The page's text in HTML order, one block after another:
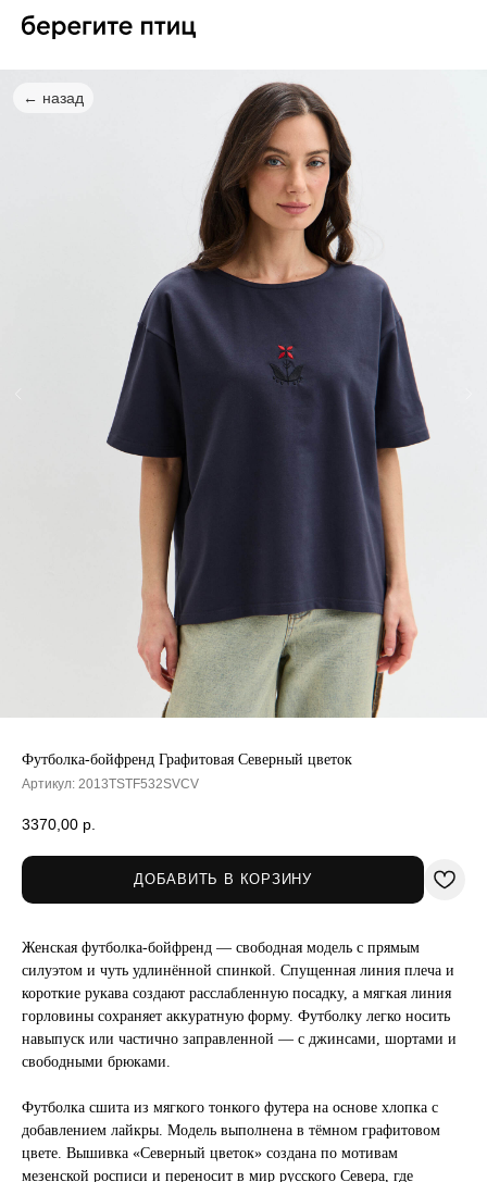
← назад
Футболка-бойфренд Графитовая Северный цветок
Артикул: 2013TSTF532SVCV
3370,00 р.
ДОБАВИТЬ В КОРЗИНУ
Женская футболка-бойфренд — свободная модель с прямым
силуэтом и чуть удлинённой спинкой. Спущенная линия плеча и
короткие рукава создают расслабленную посадку, а мягкая линия
горловины сохраняет аккуратную форму. Футболку легко носить
навыпуск или частично заправленной — с джинсами, шортами и
свободными брюками.
Футболка сшита из мягкого тонкого футера на основе хлопка с
добавлением лайкры. Модель выполнена в тёмном графитовом
цвете. Вышивка «Северный цветок» создана по мотивам
мезенской росписи и переносит в мир русского Севера, где